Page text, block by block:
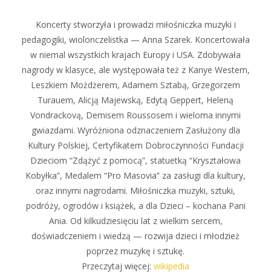
Koncerty stworzyła i prowadzi miłośniczka muzyki i
pedagogiki, wiolonczelistka — Anna Szarek. Koncertowała
w niemal wszystkich krajach Europy i USA. Zdobywała
nagrody w klasyce, ale występowała też z Kanye Westem,
Leszkiem Możdżerem, Adamem Sztabą, Grzegorzem
Turauem, Alicją Majewską, Edytą Geppert, Heleną
Vondrackovą, Demisem Roussosem i wieloma innymi
gwiazdami. Wyróżniona odznaczeniem Zasłużony dla
Kultury Polskiej, Certyfikatem Dobroczynności Fundacji
Dzieciom “Zdążyć z pomocą”, statuetką “Kryształowa
Kobyłka”, Medalem “Pro Masovia” za zasługi dla kultury,
oraz innymi nagrodami. Miłośniczka muzyki, sztuki,
podróży, ogrodów i książek, a dla Dzieci – kochana Pani
Ania. Od kilkudziesięciu lat z wielkim sercem,
doświadczeniem i wiedzą — rozwija dzieci i młodzież
poprzez muzykę i sztukę.
Przeczytaj więcej: wikipedia